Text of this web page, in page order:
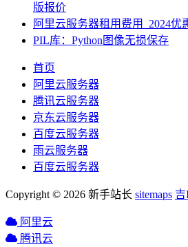
版报价
阿里云服务器租用费用_2024优
PIL库：Python图像无损保存
首页
阿里云服务器
腾讯云服务器
京东云服务器
百度云服务器
雨云服务器
百度云服务器
Copyright © 2026 新手站长 sitemaps 吉
阿里云
腾讯云